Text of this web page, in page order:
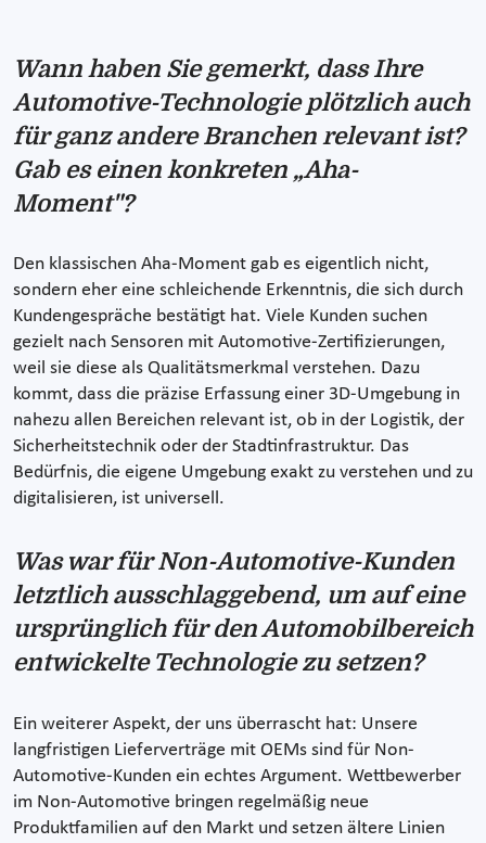
Wann haben Sie gemerkt, dass Ihre
Automotive-Technologie plötzlich auch
für ganz andere Branchen relevant ist?
Gab es einen konkreten „Aha-
Moment"?
Den klassischen Aha-Moment gab es eigentlich nicht,
sondern eher eine schleichende Erkenntnis, die sich durch
Kundengespräche bestätigt hat. Viele Kunden suchen
gezielt nach Sensoren mit Automotive-Zertifizierungen,
weil sie diese als Qualitätsmerkmal verstehen. Dazu
kommt, dass die präzise Erfassung einer 3D-Umgebung in
nahezu allen Bereichen relevant ist, ob in der Logistik, der
Sicherheitstechnik oder der Stadtinfrastruktur. Das
Bedürfnis, die eigene Umgebung exakt zu verstehen und zu
digitalisieren, ist universell.
Was war für Non-Automotive-Kunden
letztlich ausschlaggebend, um auf eine
ursprünglich für den Automobilbereich
entwickelte Technologie zu setzen?
Ein weiterer Aspekt, der uns überrascht hat: Unsere
langfristigen Lieferverträge mit OEMs sind für Non-
Automotive-Kunden ein echtes Argument. Wettbewerber
im Non-Automotive bringen regelmäßig neue
Produktfamilien auf den Markt und setzen ältere Linien